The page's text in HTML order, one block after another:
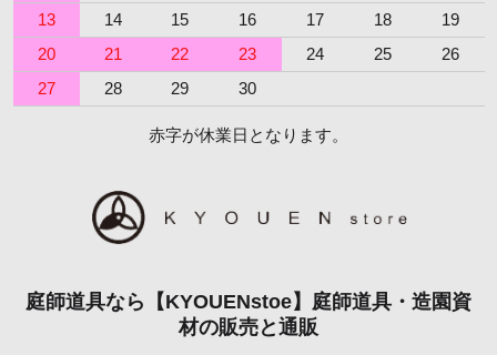
13
14 15 16 17 18
19
20
21 22 23 24 25
26
27
28 29 30
赤字が休業日となります。
庭師道具なら【KYOUENstoe】庭師道具・造園資
材の販売と通販